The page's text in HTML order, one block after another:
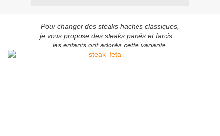
Pour changer des steaks hachés classiques,
je vous propose des steaks panés et farcis ...
les enfants ont adorés cette variante.